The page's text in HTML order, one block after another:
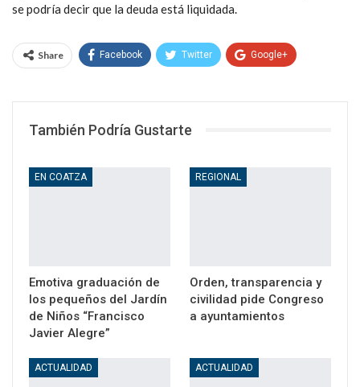
se podría decir que la deuda está liquidada.
Share Facebook Twitter Google+
También Podría Gustarte
EN COATZA
Emotiva graduación de
los pequeños del Jardín
de Niños “Francisco
Javier Alegre”
REGIONAL
Orden, transparencia y
civilidad pide Congreso
a ayuntamientos
ACTUALIDAD ACTUALIDAD